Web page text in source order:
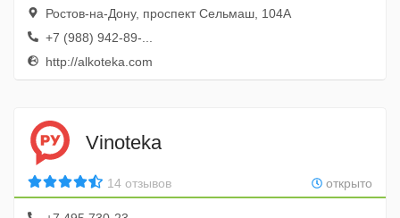
Ростов-на-Дону, проспект Сельмаш, 104А
+7 (988) 942-89-...
http://alkoteka.com
Vinoteka
открыто
14 отзывов